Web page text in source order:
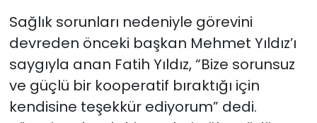
Sağlık sorunları nedeniyle görevini
devreden önceki başkan Mehmet Yıldız’ı
saygıyla anan Fatih Yıldız, “Bize sorunsuz
ve güçlü bir kooperatif bıraktığı için
kendisine teşekkür ediyorum” dedi.